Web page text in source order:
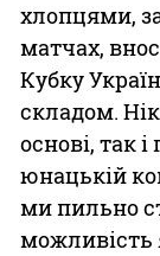
хлопцями,
матчах,
Кубку
складом.
основі, так
юнацькій
ми пильно
можливість